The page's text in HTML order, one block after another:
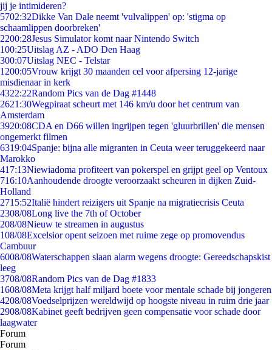
jij je intimideren?
5702:32Dikke Van Dale neemt 'vulvalippen' op: 'stigma op
schaamlippen doorbreken'
2200:28Jesus Simulator komt naar Nintendo Switch
100:25Uitslag AZ - ADO Den Haag
300:07Uitslag NEC - Telstar
1200:05Vrouw krijgt 30 maanden cel voor afpersing 12-jarige
misdienaar in kerk
4322:22Random Pics van de Dag #1448
2621:30Wegpiraat scheurt met 146 km/u door het centrum van
Amsterdam
3920:08CDA en D66 willen ingrijpen tegen 'gluurbrillen' die mensen
ongemerkt filmen
6319:04Spanje: bijna alle migranten in Ceuta weer teruggekeerd naar
Marokko
417:13Niewiadoma profiteert van pokerspel en grijpt geel op Ventoux
716:10Aanhoudende droogte veroorzaakt scheuren in dijken Zuid-
Holland
2715:52Italië hindert reizigers uit Spanje na migratiecrisis Ceuta
2308/08Long live the 7th of October
208/08Nieuw te streamen in augustus
108/08Excelsior opent seizoen met ruime zege op promovendus
Cambuur
6008/08Waterschappen slaan alarm wegens droogte: Gereedschapskist
leeg
3708/08Random Pics van de Dag #1833
1608/08Meta krijgt half miljard boete voor mentale schade bij jongeren
4208/08Voedselprijzen wereldwijd op hoogste niveau in ruim drie jaar
2908/08Kabinet geeft bedrijven geen compensatie voor schade door
laagwater
Forum
Forum